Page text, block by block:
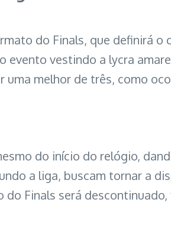
do Finals, que definirá o
vestindo a lycra
melhor de três, como
do início do relógio,
a liga, buscam tornar a
Finals será